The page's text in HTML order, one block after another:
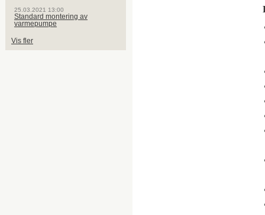
25.03.2021 13:00
Standard montering av
varmepumpe
Vis fler